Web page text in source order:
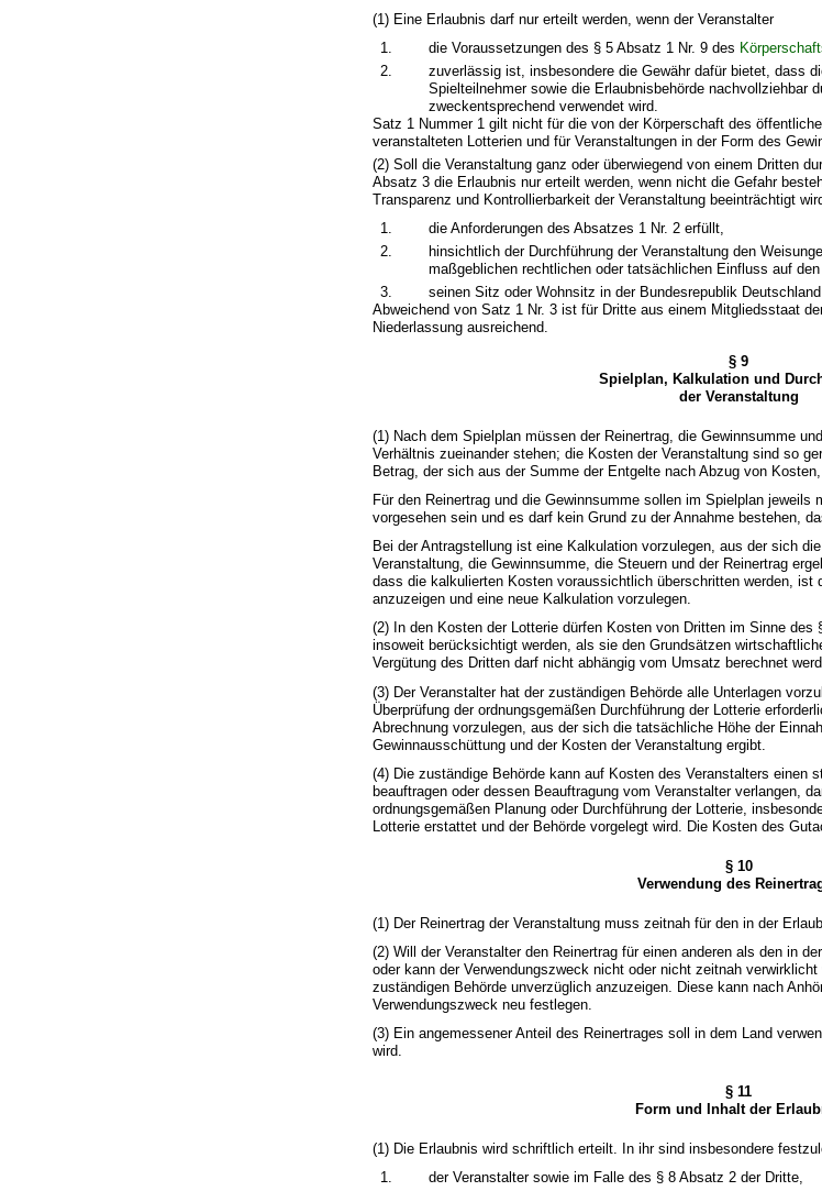
(1) Eine Erlaubnis darf nur erteilt werden, wenn der Veranstalter
1.
die Voraussetzungen des § 5 Absatz 1 Nr. 9 des
2.
zuverlässig ist, insbesondere die Gewähr dafür bietet, dass
Spielteilnehmer sowie die Erlaubnisbehörde nachvollziehbar
zweckentsprechend verwendet wird.
Satz 1 Nummer 1 gilt nicht für die von der Körperschaft des
veranstalteten Lotterien und für Veranstaltungen in der Form des
(2) Soll die Veranstaltung ganz oder überwiegend von einem Dritten
Absatz 3 die Erlaubnis nur erteilt werden, wenn nicht die Gefahr
Transparenz und Kontrollierbarkeit der Veranstaltung beeinträchtigt
1.
die Anforderungen des Absatzes 1 Nr. 2 erfüllt,
2.
hinsichtlich der Durchführung der Veranstaltung den
maßgeblichen rechtlichen oder tatsächlichen Einfluss auf den
3.
seinen Sitz oder Wohnsitz in der Bundesrepublik Deutschland
Abweichend von Satz 1 Nr. 3 ist für Dritte aus einem Mitgliedsstaat
Niederlassung ausreichend.
§ 9
Spielplan, Kalkulation und
der Veranstaltung
(1) Nach dem Spielplan müssen der Reinertrag, die Gewinnsumme
Verhältnis zueinander stehen; die Kosten der Veranstaltung sind so
Betrag, der sich aus der Summe der Entgelte nach Abzug von
Für den Reinertrag und die Gewinnsumme sollen im Spielplan jeweils
vorgesehen sein und es darf kein Grund zu der Annahme bestehen,
Bei der Antragstellung ist eine Kalkulation vorzulegen, aus der sich
Veranstaltung, die Gewinnsumme, die Steuern und der Reinertrag
dass die kalkulierten Kosten voraussichtlich überschritten werden, ist
anzuzeigen und eine neue Kalkulation vorzulegen.
(2) In den Kosten der Lotterie dürfen Kosten von Dritten im Sinne des
insoweit berücksichtigt werden, als sie den Grundsätzen
Vergütung des Dritten darf nicht abhängig vom Umsatz berechnet
(3) Der Veranstalter hat der zuständigen Behörde alle Unterlagen
Überprüfung der ordnungsgemäßen Durchführung der Lotterie
Abrechnung vorzulegen, aus der sich die tatsächliche Höhe der
Gewinnausschüttung und der Kosten der Veranstaltung ergibt.
(4) Die zuständige Behörde kann auf Kosten des Veranstalters einen
beauftragen oder dessen Beauftragung vom Veranstalter verlangen,
ordnungsgemäßen Planung oder Durchführung der Lotterie,
Lotterie erstattet und der Behörde vorgelegt wird. Die Kosten des
§ 10
Verwendung des
(1) Der Reinertrag der Veranstaltung muss zeitnah für den in der
(2) Will der Veranstalter den Reinertrag für einen anderen als den in
oder kann der Verwendungszweck nicht oder nicht zeitnah
zuständigen Behörde unverzüglich anzuzeigen. Diese kann nach
Verwendungszweck neu festlegen.
(3) Ein angemessener Anteil des Reinertrages soll in dem Land
wird.
§ 11
Form und Inhalt der
(1) Die Erlaubnis wird schriftlich erteilt. In ihr sind insbesondere
1.
der Veranstalter sowie im Falle des § 8 Absatz 2 der Dritte,